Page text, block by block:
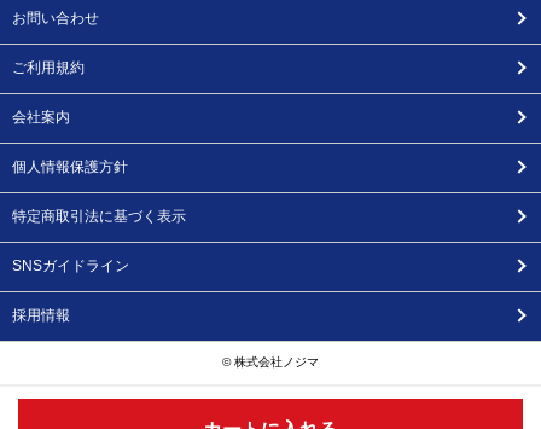
お問い合わせ
ご利用規約
会社案内
個人情報保護方針
特定商取引法に基づく表示
SNSガイドライン
採用情報
© 株式会社ノジマ